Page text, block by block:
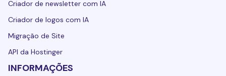
Criador de newsletter com IA
Criador de logos com IA
Migração de Site
API da Hostinger
INFORMAÇÕES